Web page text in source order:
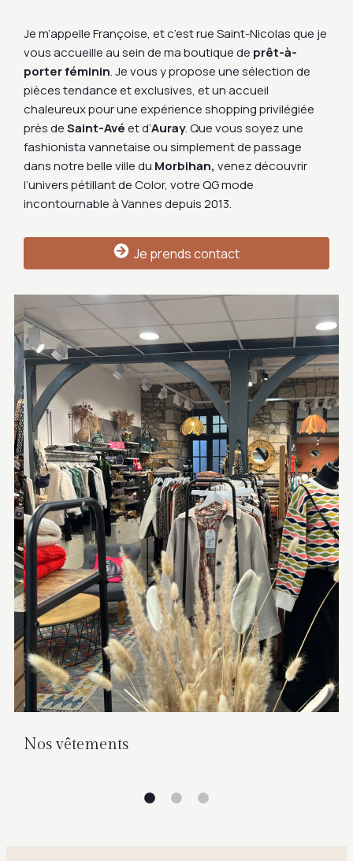
Je m’appelle Françoise, et c’est rue Saint-Nicolas que je
vous accueille au sein de ma boutique de prêt-à-
porter féminin. Je vous y propose une sélection de
pièces tendance et exclusives, et un accueil
chaleureux pour une expérience shopping privilégiée
près deSaint-Avéet d’Auray. Que vous soyez une
fashionista vannetaise ou simplement de passage
dans notre belle ville du Morbihan, venez découvrir
l’univers pétillant de Color, votre QG mode
incontournable à Vannes depuis 2013.
Je prends contact
Nos vêtements